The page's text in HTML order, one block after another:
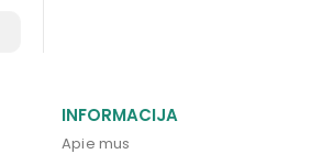
INFORMACIJA
Apie mus